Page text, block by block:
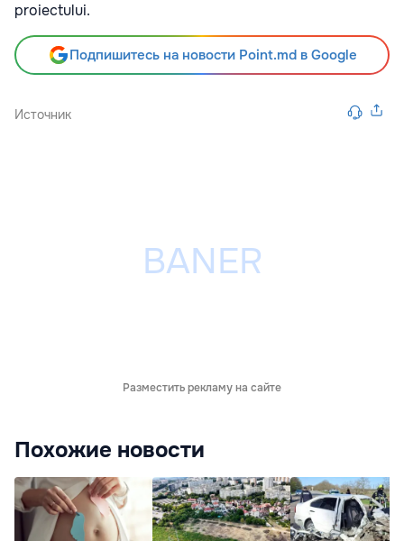
proiectului.
Подпишитесь на новости Point.md в Google
Источник
Разместить рекламу на сайте
Похожие новости